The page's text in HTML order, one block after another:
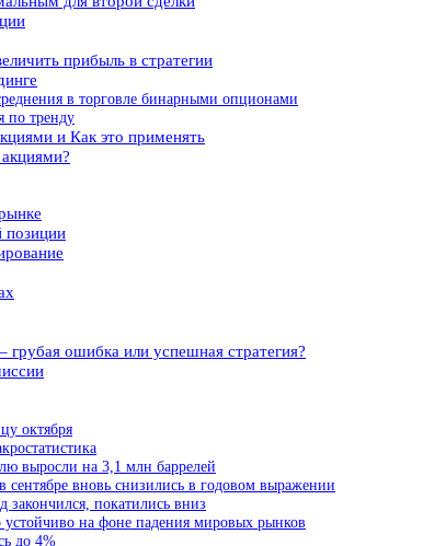
прибыль в стратегии
в торговле бинарными опционами
по тренду
и Как это применять
позиции
ошибка или успешная стратегия?
октября
выросли на 3,1 млн баррелей
вновь снизились в годовом выражении
покатились вниз
устойчиво на фоне падения мировых рынков
до 4%